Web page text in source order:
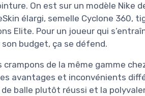
On est sur un modèle Nike
élargi, semelle Cyclone 360,
Elite. Pour un joueur qui
budget, ça se défend.
crampons de la même gamme
avantages et inconvénients
balle plutôt réussi et la